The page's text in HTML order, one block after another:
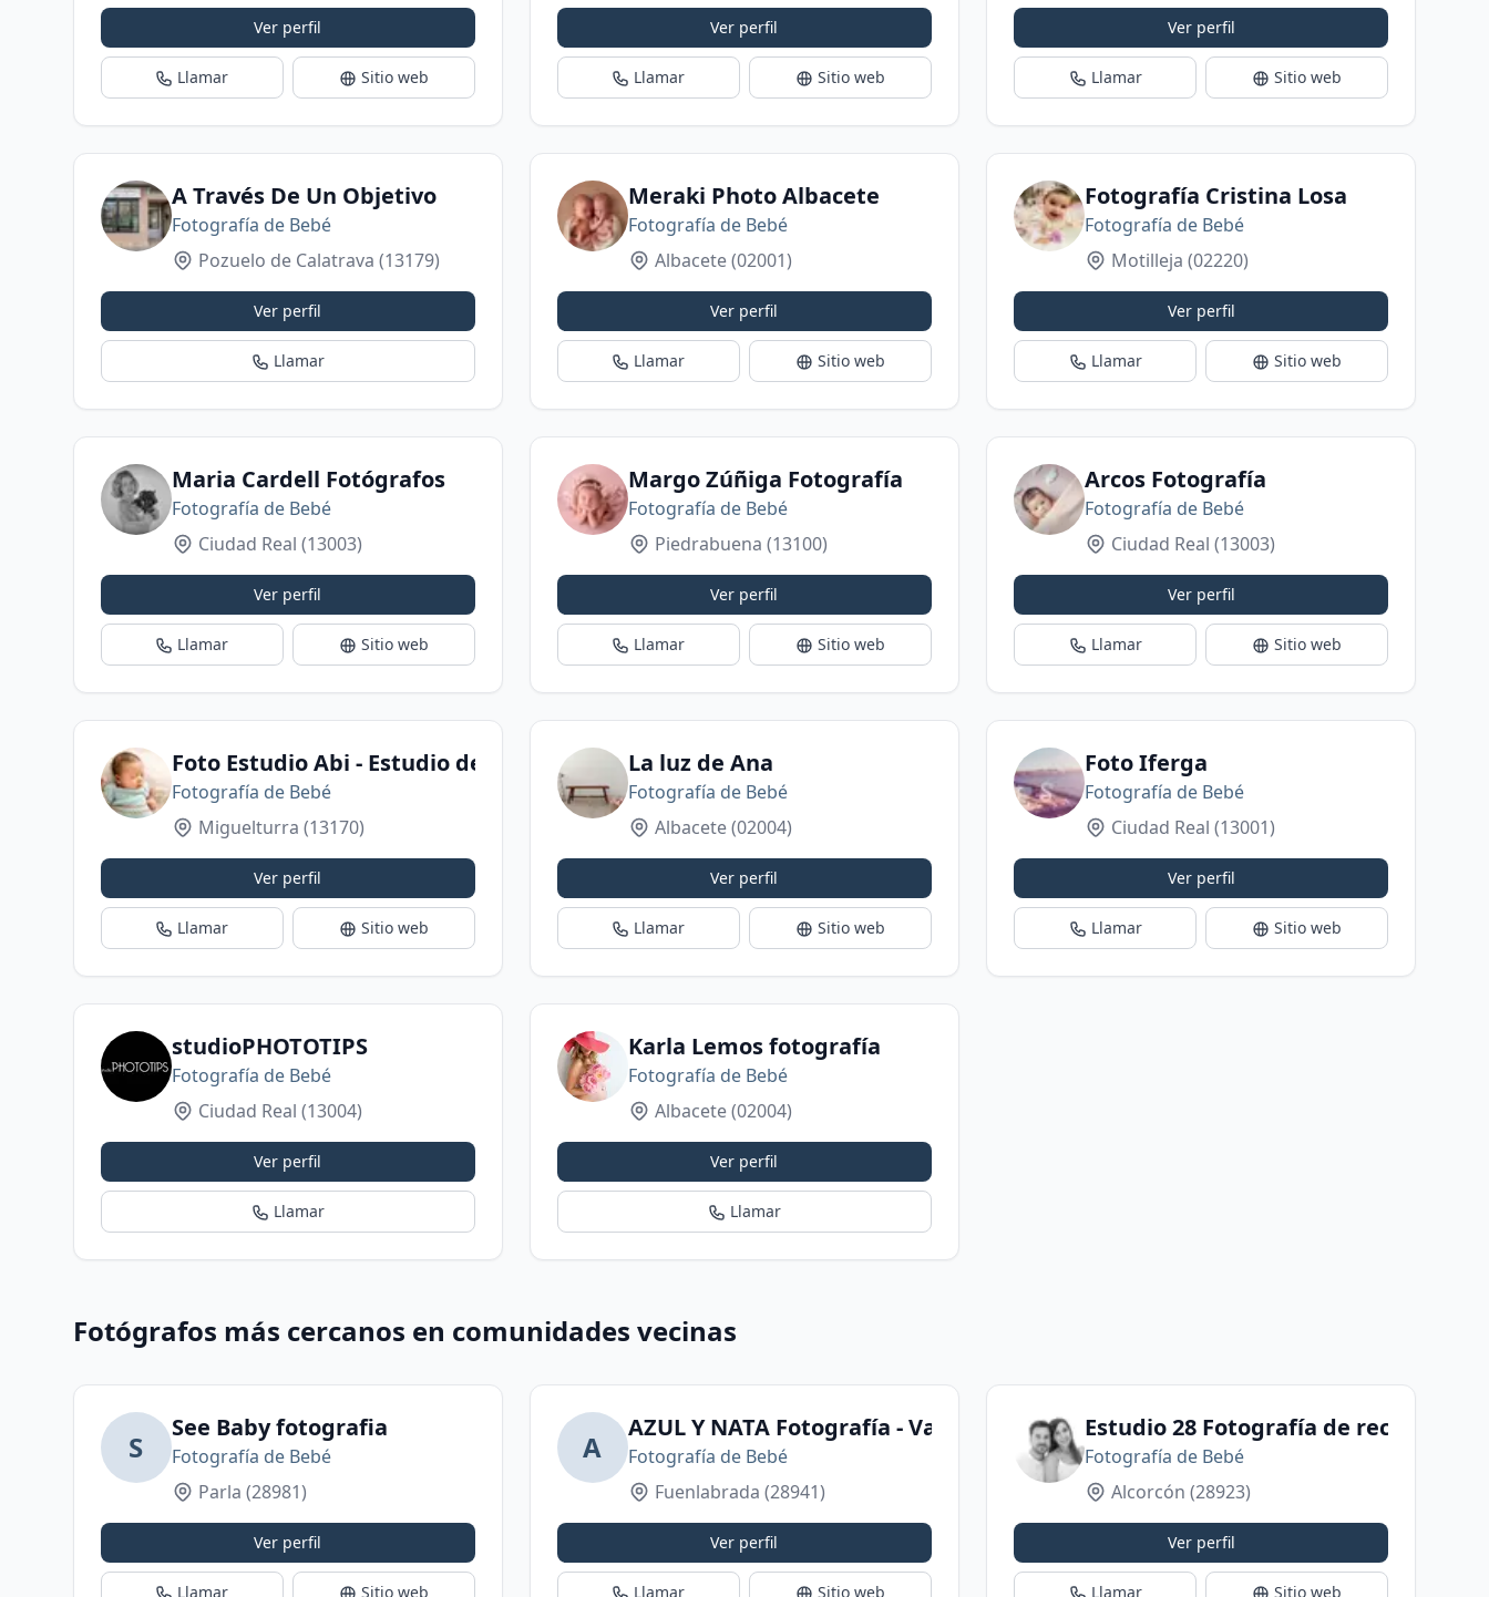
Ver perfil
Llamar Sitio web
Ver perfil
Llamar Sitio web
Ver perfil
Llamar Sitio web
A Través De Un Objetivo
Fotografía de Bebé
Pozuelo de Calatrava (13179)
Ver perfil
Llamar
Meraki Photo Albacete
Fotografía de Bebé
Albacete(02001)
Ver perfil
Llamar Sitio web
Fotografía Cristina Losa
Fotografía de Bebé
Motilleja (02220)
Ver perfil
Llamar Sitio web
Maria Cardell Fotógrafos
Fotografía de Bebé
Ciudad Real (13003)
Ver perfil
Llamar Sitio web
Margo Zúñiga Fotografía
Fotografía de Bebé
Piedrabuena (13100)
Ver perfil
Llamar Sitio web
Arcos Fotografía
Fotografía de Bebé
Ciudad Real (13003)
Ver perfil
Llamar Sitio web
Foto Estudio Abi - Estudio de Fotografía en Ciudad Real
Fotografía de Bebé
Miguelturra (13170)
Ver perfil
Llamar Sitio web
La luz de Ana
Fotografía de Bebé
Albacete(02004)
Ver perfil
Llamar Sitio web
Foto Iferga
Fotografía de Bebé
Ciudad Real (13001)
Ver perfil
Llamar Sitio web
studioPHOTOTIPS
Fotografía de Bebé
Ciudad Real (13004)
Ver perfil
Llamar
Karla Lemos fotografía
Fotografía de Bebé
Albacete(02004)
Ver perfil
Llamar
Fotógrafos más cercanos en comunidades vecinas
S
See Baby fotografia
Fotografía de Bebé
Parla (28981)
Ver perfil
Llamar Sitio web
A
AZUL Y NATA Fotografía - Vanesa Guirao
Fotografía de Bebé
Fuenlabrada (28941)
Ver perfil
Llamar Sitio web
Estudio 28 Fotografía de recién
Fotografía de Bebé
Alcorcón (28923)
Ver perfil
Llamar Sitio web